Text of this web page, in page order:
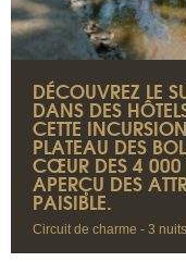
DÉCOUVREZ LE
DANS DES
CETTE
PLATEAU DES
CŒUR DES 4 000
APERÇU DES
PAISIBLE.
Circuit de charme - 3 nuits